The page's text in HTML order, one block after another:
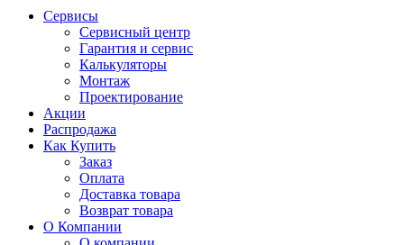
Сервисы
Сервисный центр
Гарантия и сервис
Калькуляторы
Монтаж
Проектирование
Акции
Распродажа
Как Купить
Заказ
Оплата
Доставка товара
Возврат товара
О Компании